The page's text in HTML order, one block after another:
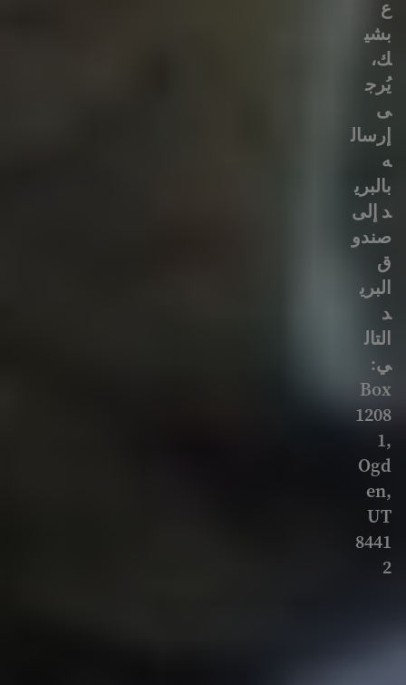
ع
بشي
ك،
يُرج
ى
إرسال
ه
بالبري
د إلى
صندو
ق
البري
د
التال
ي:
Box
1208
1,
Ogd
en,
UT
8441
2